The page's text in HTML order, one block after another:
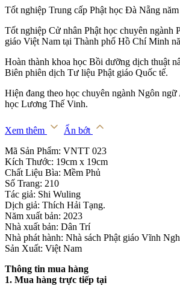
Tốt nghiệp Trung cấp Phật học Đà Nẵng
Tốt nghiệp Cử nhân Phật học chuyên ngành
giáo Việt Nam tại Thành phố Hồ Chí Minh
Hoàn thành khoa học Bồi dưỡng dịch thuật
Biên phiên dịch Tư liệu Phật giáo Quốc tế.
Hiện đang theo học chuyên ngành Ngôn
học Lương Thế Vinh.
Xem thêm
Ẩn bớt
Mã Sản Phẩm: VNTT 023
Kích Thước: 19cm x 19cm
Chất Liệu Bìa: Mềm Phủ
Số Trang: 210
Tác giả: Shi Wuling
Dịch giả: Thích Hải Tạng.
Năm xuất bản: 2023
Nhà xuất bản: Dân Trí
Nhà phát hành: Nhà sách Phật giáo Vĩnh
Sản Xuất: Việt Nam
Thông tin mua hàng
1. Mua hàng trực tiếp tại